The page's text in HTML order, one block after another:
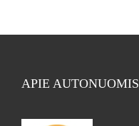
APIE AUTONUOMIS